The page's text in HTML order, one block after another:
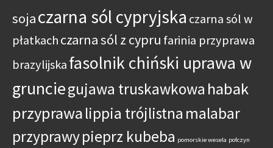
sojaczarna sól cypryjska czarna sól w
płatkachczarna sól z cypru farinia przyprawa
brazylijskafasolnik chiński uprawa w
grunciegujawa truskawkowa habak
przyprawalippia trójlistna malabar
przyprawypieprz kubeba pomorskie wesela połczyn